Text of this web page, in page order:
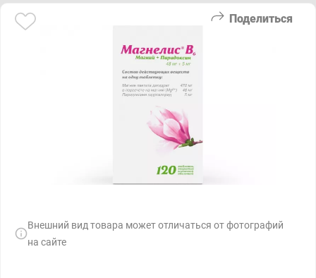
Поделиться
Внешний вид товара может отличаться от фотографий
на сайте